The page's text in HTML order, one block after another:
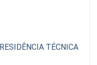
TÉCNICA